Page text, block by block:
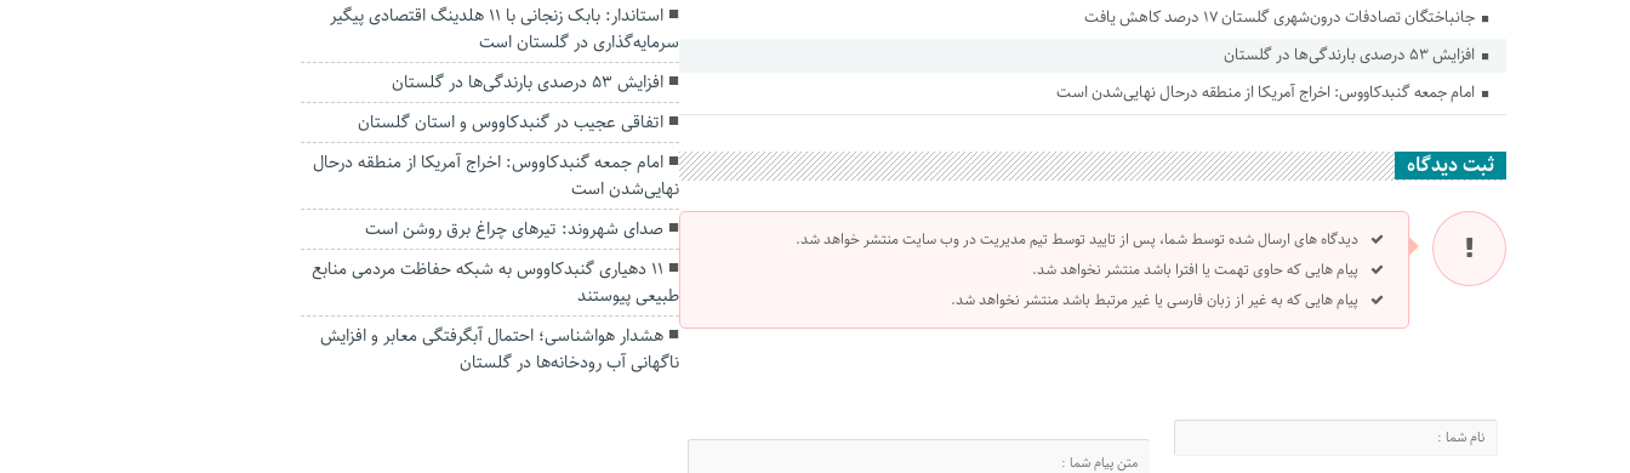
جانباختگان تصادفات درون‌شهری گلستان ۱۷ درصد کاهش یافت
افزایش ۵۳ درصدی بارندگی‌ها در گلستان
امام جمعه گنبدکاووس: اخراج آمریکا از منطقه درحال نهایی‌شدن است
ثبت دیدگاه
دیدگاه های ارسال شده توسط شما، پس از تایید توسط تیم مدیریت در وب سایت منتشر خواهد شد.
پیام هایی که حاوی تهمت یا افترا باشد منتشر نخواهد شد.
پیام هایی که به غیر از زبان فارسی یا غیر مرتبط باشد منتشر نخواهد شد.
استاندار: بابک زنجانی با ۱۱ هلدینگ اقتصادی پیگیر
سرمایه‌گذاری در گلستان است
افزایش ۵۳ درصدی بارندگی‌ها در گلستان
اتفاقی عجیب در‌ گنبدکاووس و استان گلستان
امام جمعه گنبدکاووس: اخراج آمریکا از منطقه درحال
نهایی‌شدن است
صدای شهروند: تیرهای چراغ برق روشن است
۱۱ دهیاری گنبدکاووس به شبکه حفاظت مردمی منابع
طبیعی پیوستند
هشدار هواشناسی؛ احتمال آبگرفتگی معابر و افزایش
ناگهانی آب رودخانه‌ها در گلستان